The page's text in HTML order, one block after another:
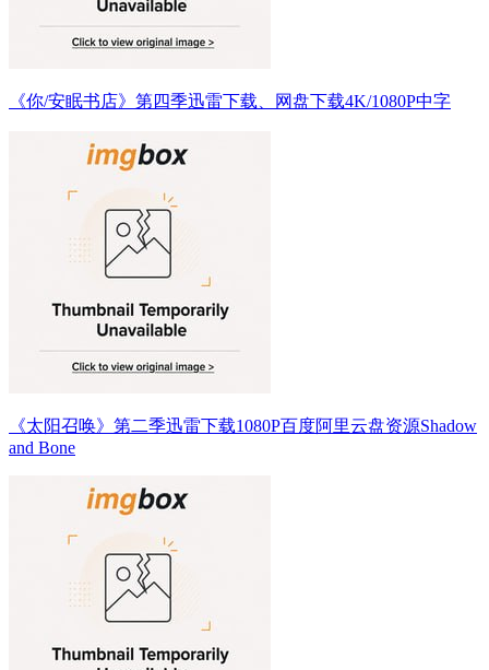
《你/安眠书店》第四季迅雷下载、网盘下载4K/1080P中字
《太阳召唤》第二季迅雷下载1080P百度阿里云盘资源Shadow
and Bone